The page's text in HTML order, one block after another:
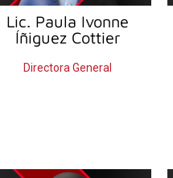
Lic. Paula Ivonne
Íñiguez Cottier
Directora General